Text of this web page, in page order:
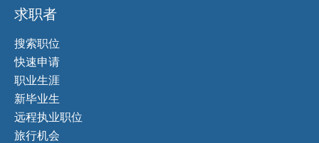
求职者
搜索职位
快速申请
职业生涯
新毕业生
远程执业职位
旅行机会